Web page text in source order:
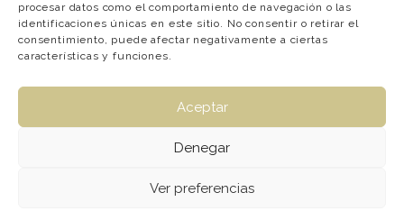
procesar datos como el comportamiento de navegación o las
identificaciones únicas en este sitio. No consentir o retirar el
consentimiento, puede afectar negativamente a ciertas
características y funciones.
Aceptar
Denegar
Ver preferencias
Santa Catarina,